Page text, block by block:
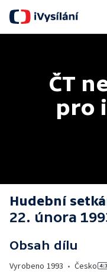
ČT
pro
Hudební
22. února
Obsah dílu
Vyrobeno 1993 • Česko